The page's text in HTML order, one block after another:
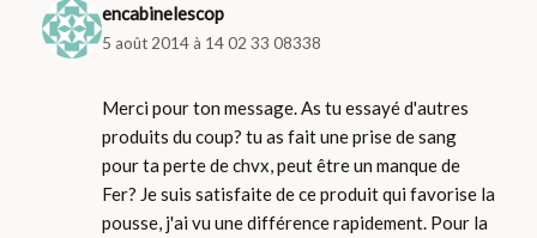
encabinelescop
5 août 2014 à 14 02 33 08338
Merci pour ton message. As tu essayé d'autres
produits du coup? tu as fait une prise de sang
pour ta perte de chvx, peut être un manque de
Fer? Je suis satisfaite de ce produit qui favorise la
pousse, j'ai vu une différence rapidement. Pour la